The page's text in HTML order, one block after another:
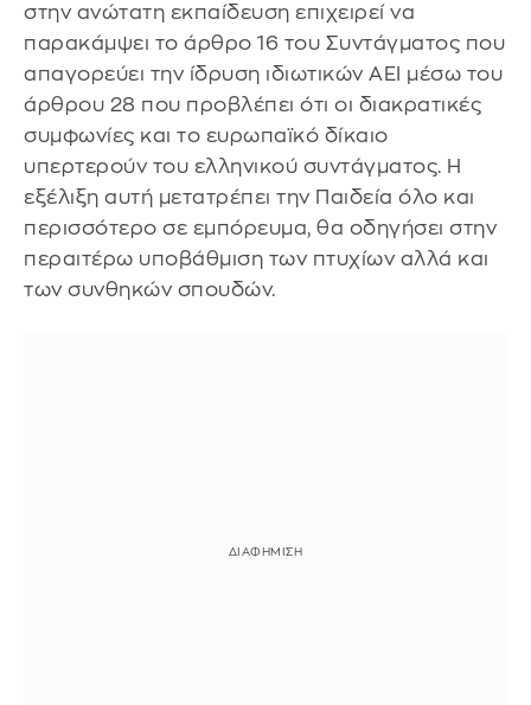
στην ανώτατη εκπαίδευση επιχειρεί να
παρακάμψει το άρθρο 16 του Συντάγματος που
απαγορεύει την ίδρυση ιδιωτικών ΑΕΙ μέσω του
άρθρου 28 που προβλέπει ότι οι διακρατικές
συμφωνίες και το ευρωπαϊκό δίκαιο
υπερτερούν του ελληνικού συντάγματος. Η
εξέλιξη αυτή μετατρέπει την Παιδεία όλο και
περισσότερο σε εμπόρευμα, θα οδηγήσει στην
περαιτέρω υποβάθμιση των πτυχίων αλλά και
των συνθηκών σπουδών.